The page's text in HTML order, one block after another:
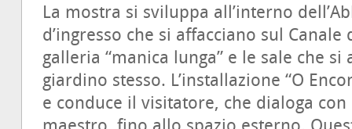
La mostra si sviluppa all’interno
d’ingresso che si affacciano sul
galleria “manica lunga” e le sale che
giardino stesso. L’installazione “O
e conduce il visitatore, che dialoga